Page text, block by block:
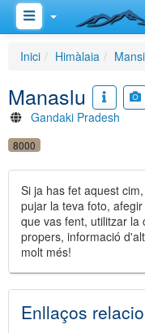
Inici Himàlaia
Manaslu
Gandaki Pradesh
8000
Si ja has fet aquest cim,
pujar la teva foto,
que vas fent, utilitzar la
propers, informació
molt més!
Enllaços